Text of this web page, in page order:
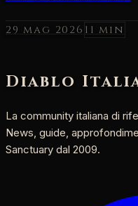
29 mag 2026 11 min
Diablo
La community italiana di
News, guide,
Sanctuary dal 2009.